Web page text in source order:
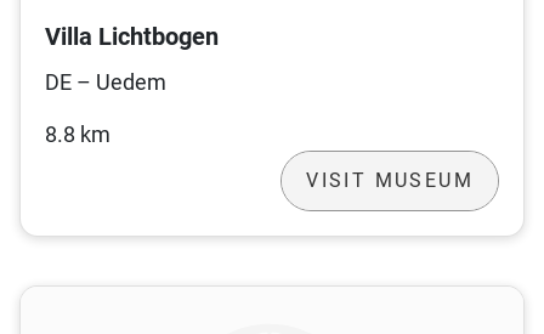
Villa Lichtbogen
DE – Uedem
8.8 km
VISIT MUSEUM